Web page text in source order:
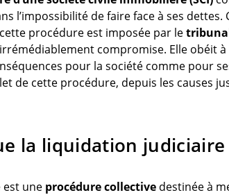
l’impossibilité de faire face à ses
procédure est imposée par le
compromise. Elle obéit
pour la société comme pour
de cette procédure, depuis les causes
la liquidation judiciaire
est une procédure collectivedestinée à